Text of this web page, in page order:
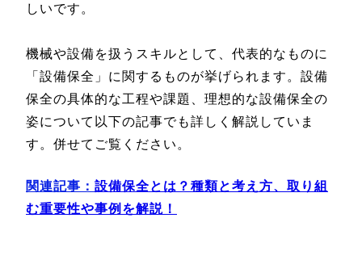
しいです。
機械や設備を扱うスキルとして、代表的なものに
「設備保全」に関するものが挙げられます。設備
保全の具体的な工程や課題、理想的な設備保全の
姿について以下の記事でも詳しく解説していま
す。併せてご覧ください。
関連記事： 設備保全とは？種類と考え方、取り組
む重要性や事例を解説！